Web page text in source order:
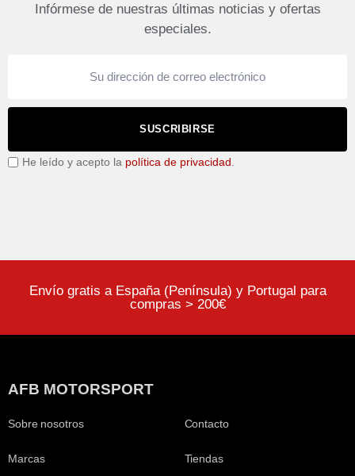
Infórmese de nuestras últimas noticias y ofertas
especiales.
SUSCRIBIRSE
He leído y acepto la política de privacidad
Envío gratis a España (Península) y Portugal para
compras > 200€
AFB MOTORSPORT
Sobre nosotros
Marcas
Contacto
Tiendas